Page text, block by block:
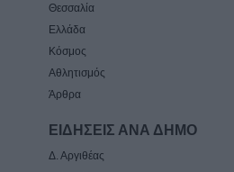
Θεσσαλία
Ελλάδα
Κόσμος
Αθλητισμός
Άρθρα
ΕΙΔΗΣΕΙΣ ΑΝΑ ΔΗΜΟ
Δ. Αργιθέας